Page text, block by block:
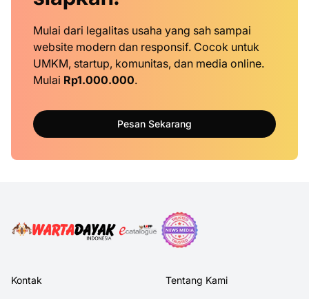
Mulai dari legalitas usaha yang sah sampai
website modern dan responsif. Cocok untuk
UMKM, startup, komunitas, dan media online.
Mulai Rp1.000.000.
Pesan Sekarang
Kontak Tentang Kami